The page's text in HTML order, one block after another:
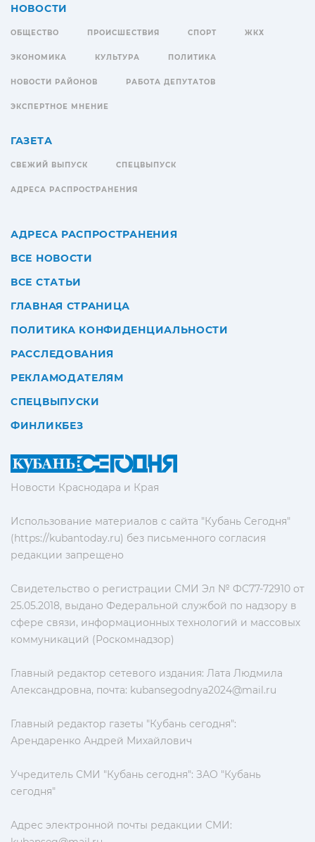
Новости Краснодара и Края
Использование материалов с сайта "Кубань Сегодня"
(https://kubantoday.ru) без письменного согласия
редакции запрещено
Свидетельство о регистрации СМИ Эл № ФС77-72910 от
25.05.2018, выдано Федеральной службой по надзору в
сфере связи, информационных технологий и массовых
коммуникаций (Роскомнадзор)
Главный редактор сетевого издания: Лата Людмила
Александровна, почта: kubansegodnya2024@mail.ru
Главный редактор газеты "Кубань сегодня":
Арендаренко Андрей Михайлович
Учредитель СМИ "Кубань сегодня": ЗАО "Кубань
сегодня"
Адрес электронной почты редакции СМИ:
НОВОСТИ
ОБЩЕСТВО ПРОИСШЕСТВИЯ СПОРТ ЖКХ
ЭКОНОМИКА КУЛЬТУРА ПОЛИТИКА
НОВОСТИ РАЙОНОВ РАБОТА ДЕПУТАТОВ
ЭКСПЕРТНОЕ МНЕНИЕ
ГАЗЕТА
СВЕЖИЙ ВЫПУСК СПЕЦВЫПУСК
АДРЕСА РАСПРОСТРАНЕНИЯ
АДРЕСА РАСПРОСТРАНЕНИЯ
ВСЕ НОВОСТИ
ВСЕ СТАТЬИ
ГЛАВНАЯ СТРАНИЦА
ПОЛИТИКА КОНФИДЕНЦИАЛЬНОСТИ
РАССЛЕДОВАНИЯ
РЕКЛАМОДАТЕЛЯМ
СПЕЦВЫПУСКИ
ФИНЛИКБЕЗ